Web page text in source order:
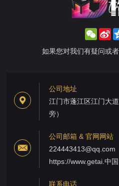
如果您对我们有疑问或
公司地址
江门市蓬江区江门大
旁）
公司邮箱 & 官网网站
224443413@qq.com
https://www.getai.中国
联系电话